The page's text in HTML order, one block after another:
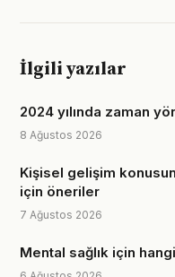
İlgili yazılar
2024 yılında zaman
8 Ağustos 2026
Kişisel gelişim
için öneriler
7 Ağustos 2026
Mental sağlık için